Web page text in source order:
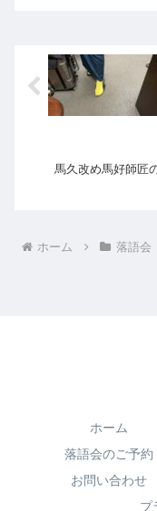
馬久改め馬好師匠
ホーム 落語会
ホーム
落語会のご予約
お問い合わせ
プ